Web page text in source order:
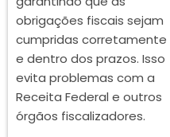
obrigações fiscais sejam
cumpridas corretamente
e dentro dos prazos. Isso
evita problemas com a
Receita Federal e outros
órgãos fiscalizadores.